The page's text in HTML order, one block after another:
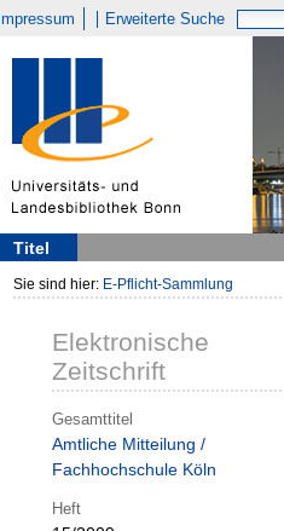
Impressum Erweiterte Suche
Titel
Sie sind hier: E-Pflicht-Sammlung
Elektronische
Zeitschrift
Gesamttitel
Amtliche Mitteilung /
Fachhochschule Köln
Heft